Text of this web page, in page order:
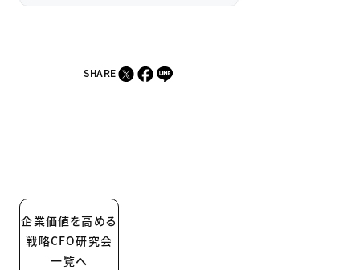
SHARE
企業価値を高める
戦略CFO研究会
一覧へ